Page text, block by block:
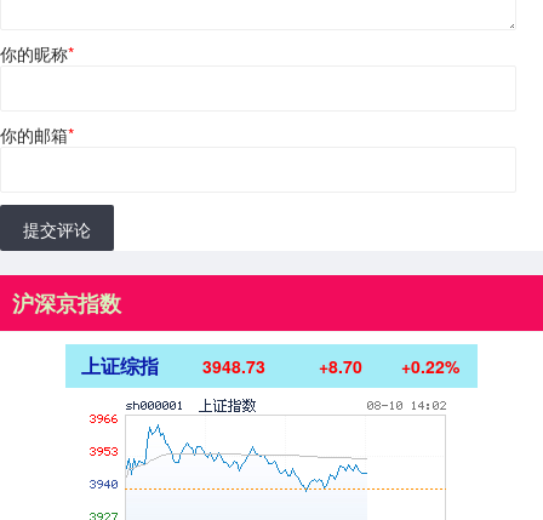
你的昵称*
你的邮箱*
提交评论
沪深京指数
上证综指 3948.73 +8.70 +0.22%